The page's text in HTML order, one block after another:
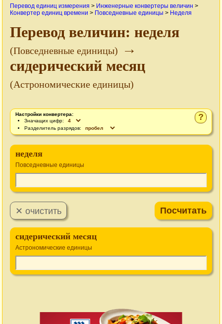
Перевод единиц измерения > Инженерные конвертеры величин >
Конвертер единиц времени > Повседневные единицы > Неделя
Перевод величин: неделя
(Повседневные единицы)
→
сидерический месяц
(Астрономические единицы)
?
Настройки конвертера:
Значащих цифр:
Разделитель разрядов:
неделя
Повседневные единицы
сидерический месяц
Астрономические единицы